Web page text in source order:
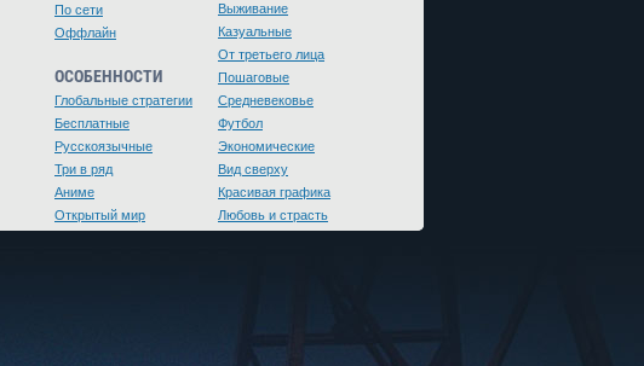
По сети
Оффлайн
ОСОБЕННОСТИ
Глобальные стратегии
Бесплатные
Русскоязычные
Три в ряд
Аниме
Открытый мир
Выживание
Казуальные
От третьего лица
Пошаговые
Средневековье
Футбол
Экономические
Вид сверху
Красивая графика
Любовь и страсть